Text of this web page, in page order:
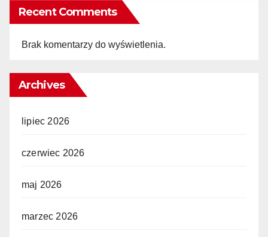
Recent Comments
Brak komentarzy do wyświetlenia.
Archives
lipiec 2026
czerwiec 2026
maj 2026
marzec 2026